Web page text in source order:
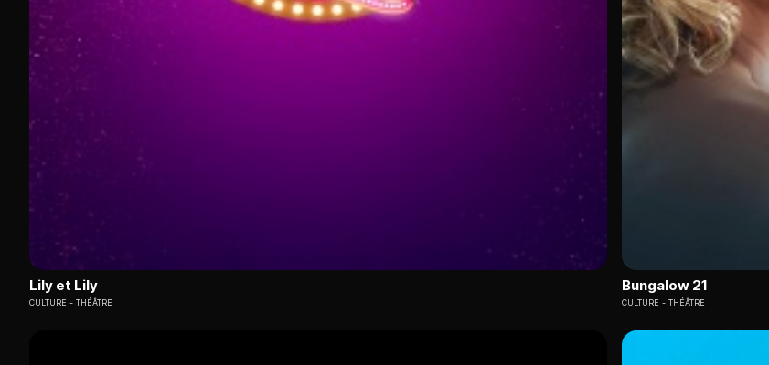
Lily et Lily
CULTURE THÉÂTRE
Bungalow 21
CULTURE THÉÂTRE